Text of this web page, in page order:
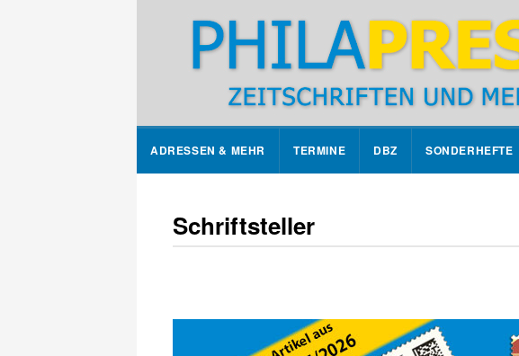
ADRESSEN & MEHR TERMINE DBZ SONDERHEFTE
Schriftsteller